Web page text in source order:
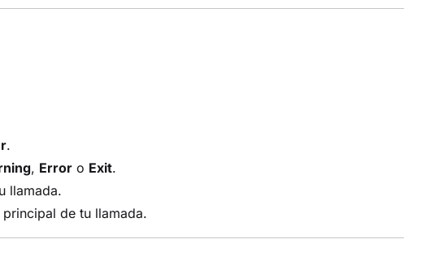
.
, Error o Exit.
llamada.
de tu llamada.